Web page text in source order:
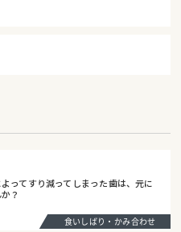
ってすり減ってしまった歯は、元に
？
食いしばり・かみ合わせ